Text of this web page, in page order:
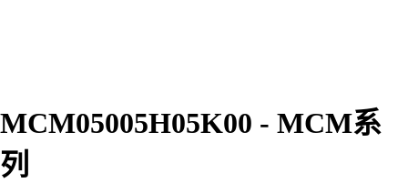
MCM05005H05K00 - MCM系
列